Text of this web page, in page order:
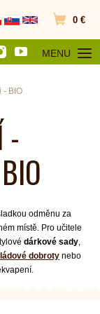
Přejít do
0 €
MENU
OTEVŘÍT
- BIO
-
odměnu za
místě. Pro učitele
dárkové sady
dobroty nebo